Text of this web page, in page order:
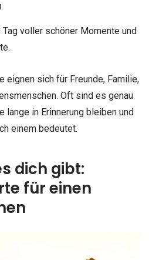
Tag voller schöner Momente und
eignen sich für Freunde, Familie,
Oft sind es genau
lange in Erinnerung bleiben und
einem bedeutet.
dich gibt:
für einen